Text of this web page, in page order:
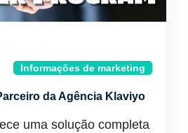
Informações de marketing
da Agência Klaviyo
uma solução completa